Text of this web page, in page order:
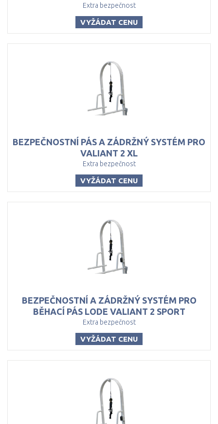
Extra bezpečnost
VYŽÁDAT CENU
BEZPEČNOSTNÍ PÁS A ZÁDRŽNÝ SYSTÉM PRO
VALIANT 2 XL
Extra bezpečnost
VYŽÁDAT CENU
BEZPEČNOSTNÍ A ZÁDRŽNÝ SYSTÉM PRO
BĚHACÍ PÁS LODE VALIANT 2 SPORT
Extra bezpečnost
VYŽÁDAT CENU